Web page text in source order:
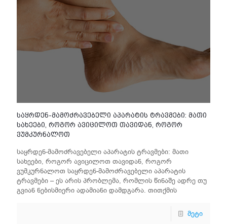
საყრდენ-მამოძრავებელი აპარატის ტრავმები: მათი
სახეები, როგორ ავიცილოთ თავიდან, როგორ
ვუმკურნალოთ
საყრდენ-მამოძრავებელი აპარატის ტრავმები: მათი
სახეები, როგორ ავიცილოთ თავიდან, როგორ
ვუმკურნალოთ საყრდენ-მამოძრავებელი აპარატის
ტრავმები – ეს არის პრობლემა, რომლის წინაშე ადრე თუ
გვიან ნებისმიერი ადამიანი დამდგარა. თითქმის
მეტი